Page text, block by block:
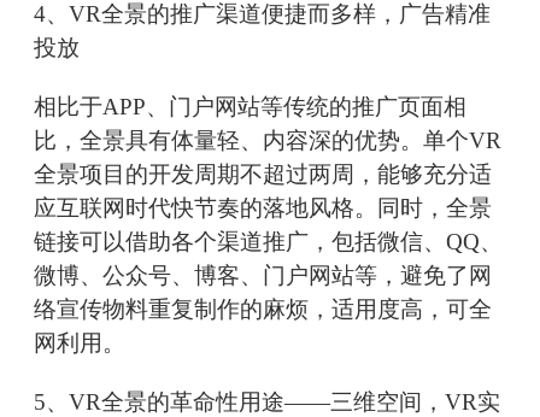
4、VR全景的推广渠道便捷而多样，广告精准
投放
相比于APP、门户网站等传统的推广页面相
比，全景具有体量轻、内容深的优势。单个VR
全景项目的开发周期不超过两周，能够充分适
应互联网时代快节奏的落地风格。同时，全景
链接可以借助各个渠道推广，包括微信、QQ、
微博、公众号、博客、门户网站等，避免了网
络宣传物料重复制作的麻烦，适用度高，可全
网利用。
5、VR全景的革命性用途——三维空间，VR实